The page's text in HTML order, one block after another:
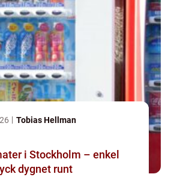
Tobias Hellman
i Stockholm – enkel
dygnet runt